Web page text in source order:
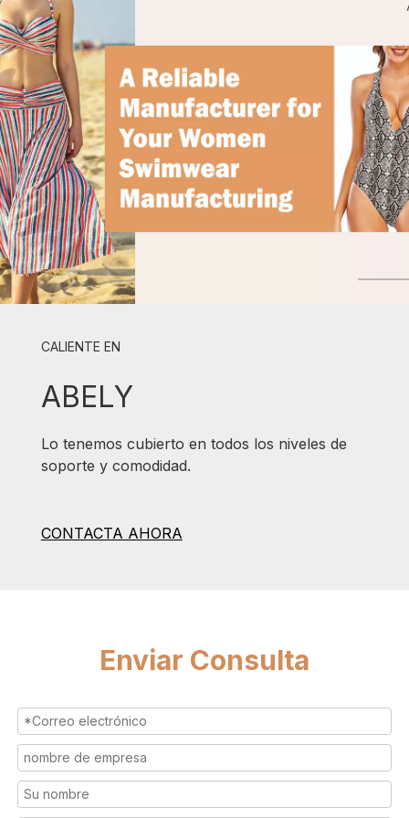
CALIENTE EN
ABELY
Lo tenemos cubierto en todos los niveles de
soporte y comodidad.
CONTACTA AHORA
Enviar Consulta